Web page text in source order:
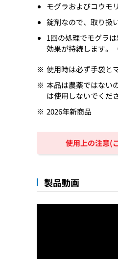
モグラおよびコウモ
錠剤なので、取り扱
1回の処理でモグラ
効果が持続します。
使用時は必ず手袋と
本品は農薬ではない
は使用しないでくだ
2026年新商品
使用上の注意(
製品動画